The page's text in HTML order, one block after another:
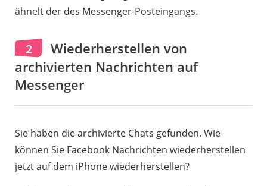
ähnelt der des Messenger-Posteingangs.
2
Wiederherstellen von
archivierten Nachrichten auf
Messenger
Sie haben die archivierte Chats gefunden. Wie
können Sie Facebook Nachrichten wiederherstellen
jetzt auf dem iPhone wiederherstellen?